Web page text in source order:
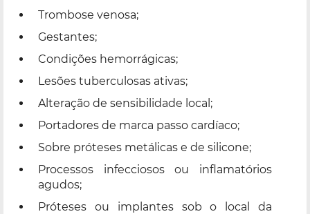
Trombose venosa;
Gestantes;
Condições hemorrágicas;
Lesões tuberculosas ativas;
Alteração de sensibilidade local;
Portadores de marca passo cardíaco;
Sobre próteses metálicas e de silicone;
Processos infecciosos ou inflamatórios
agudos;
Próteses ou implantes sob o local da